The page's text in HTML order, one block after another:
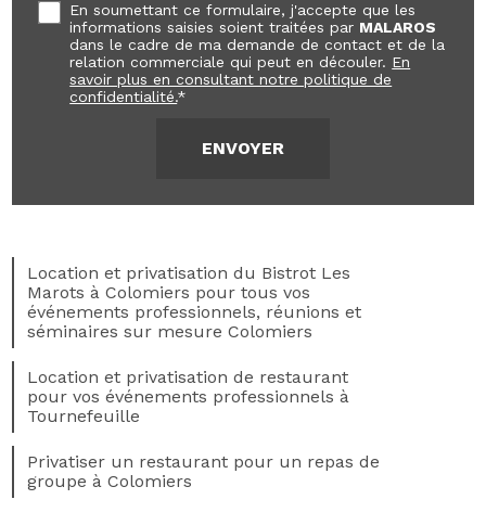
En soumettant ce formulaire, j'accepte que les
informations saisies soient traitées par MALAROS
dans le cadre de ma demande de contact et de la
relation commerciale qui peut en découler. En
savoir plus en consultant notre politique de
confidentialité.*
Location et privatisation du Bistrot Les
Marots à Colomiers pour tous vos
événements professionnels, réunions et
séminaires sur mesure Colomiers
Location et privatisation de restaurant
pour vos événements professionnels à
Tournefeuille
Privatiser un restaurant pour un repas de
groupe à Colomiers